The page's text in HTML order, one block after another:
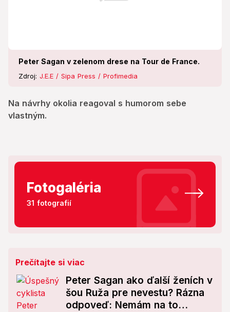
Peter Sagan v zelenom drese na Tour de France.
Zdroj: J.E.E / Sipa Press / Profimedia
Na návrhy okolia reagoval s humorom sebe
vlastným.
Fotogaléria
31 fotografií
Prečítajte si viac
Peter Sagan ako ďalší ženích v
šou Ruža pre nevestu? Rázna
odpoveď: Nemám na to